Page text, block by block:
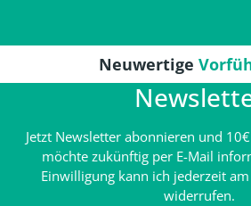
Neuwertige
Jetzt Newsletter abonnieren und
möchte zukünftig per E-Mail
Einwilligung kann ich jederzeit
widerrufen.